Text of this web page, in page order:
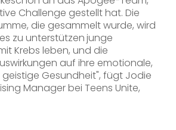
Challenge gestellt hat. Die
die gesammelt wurde, wird
zu unterstützenjunge
Krebs leben, und die
auf ihre emotionale,
Gesundheit", fügt Jodie
Manager bei Teens Unite,